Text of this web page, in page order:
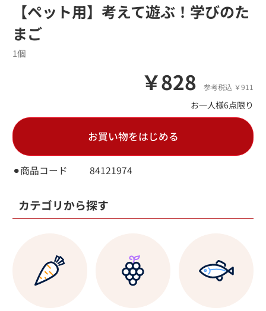
【ペット用】考えて遊ぶ！学びのた
まご
￥828 参考税込 ￥911
お一人様6点限り
⚫︎商品コード 84121974
1個
お買い物をはじめる
カテゴリから探す